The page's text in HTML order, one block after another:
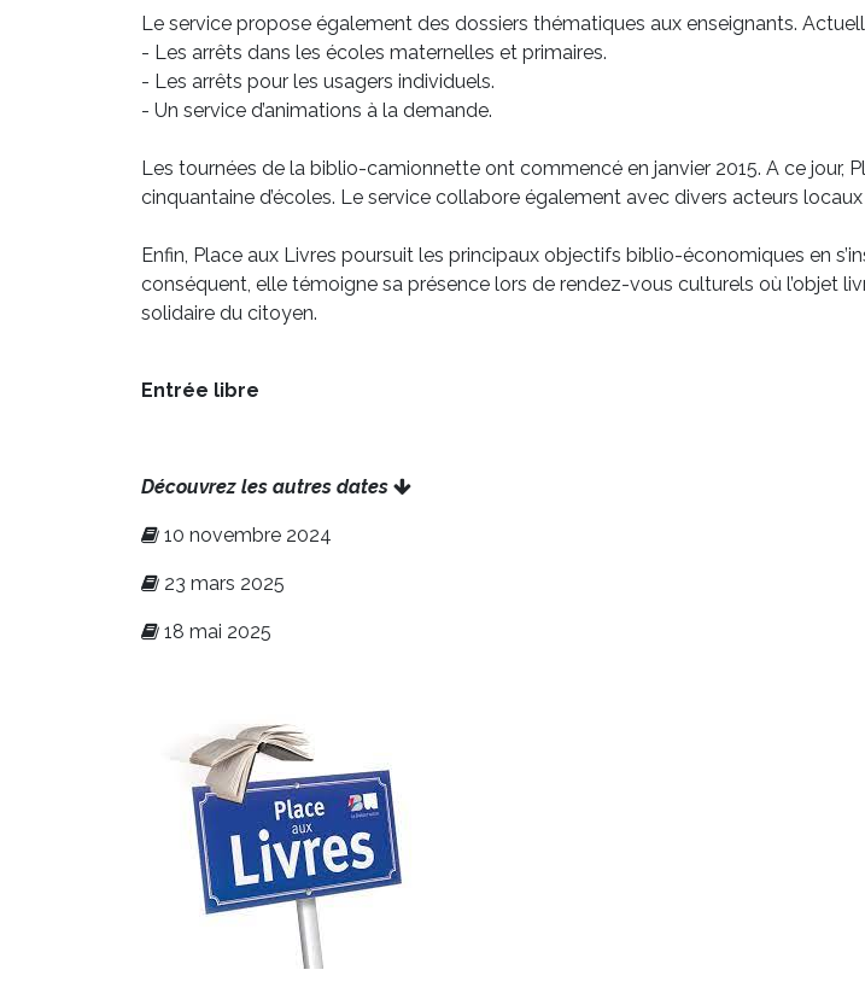
Le service propose également des dossiers thématiques aux enseignants.
- Les arrêts dans les écoles maternelles et primaires.
- Les arrêts pour les usagers individuels.
- Un service d’animations à la demande.
Les tournées de la biblio-camionnette ont commencé en janvier 2015. A ce jour,
cinquantaine d’écoles. Le service collabore également avec divers acteurs
Enfin, Place aux Livres poursuit les principaux objectifs biblio-économiques en
conséquent, elle témoigne sa présence lors de rendez-vous culturels où l’objet
solidaire du citoyen.
Entrée libre
Découvrez les autres dates
10 novembre 2024
23 mars 2025
18 mai 2025